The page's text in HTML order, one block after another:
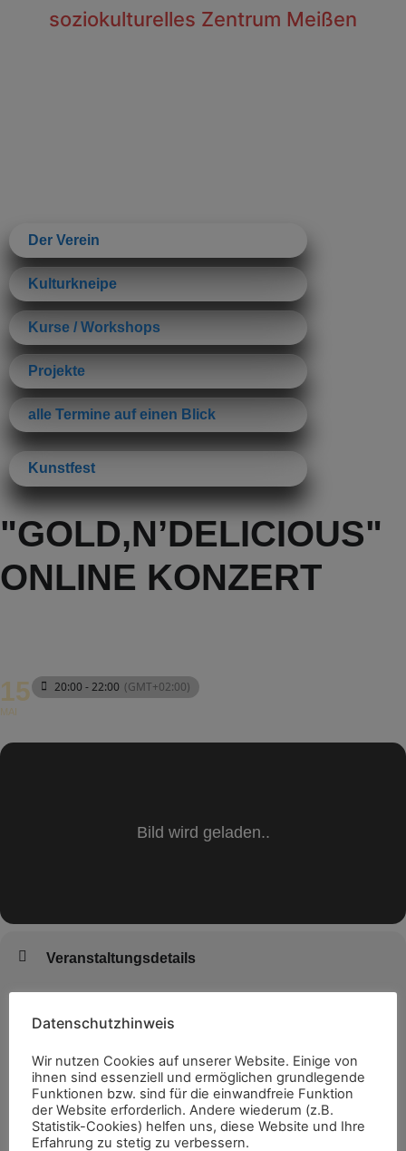
soziokulturelles Zentrum Meißen
Der Verein
Kulturkneipe
Kurse / Workshops
Projekte
alle Termine auf einen Blick
Kunstfest
"GOLD,N’DELICIOUS"
ONLINE KONZERT
15
MAI
20:00 - 22:00 (GMT+02:00)
Veranstaltungsdetails
Make it funky! – Funk und Soul.
Samstag, 15.05.2021, um 20:00 Uhr, online Konzert.
Ein Konzert, das man nicht nur im Sitzen genießen kann. Seid online
dabei und tanzt!
Wo ist die Kultur? Hier ist die Kultur! Support your artists with a
MEHR
Datenschutzhinweis
Wir nutzen Cookies auf unserer Website. Einige von
ihnen sind essenziell und ermöglichen grundlegende
Funktionen bzw. sind für die einwandfreie Funktion
der Website erforderlich. Andere wiederum (z.B.
Statistik-Cookies) helfen uns, diese Website und Ihre
Erfahrung zu stetig zu verbessern.